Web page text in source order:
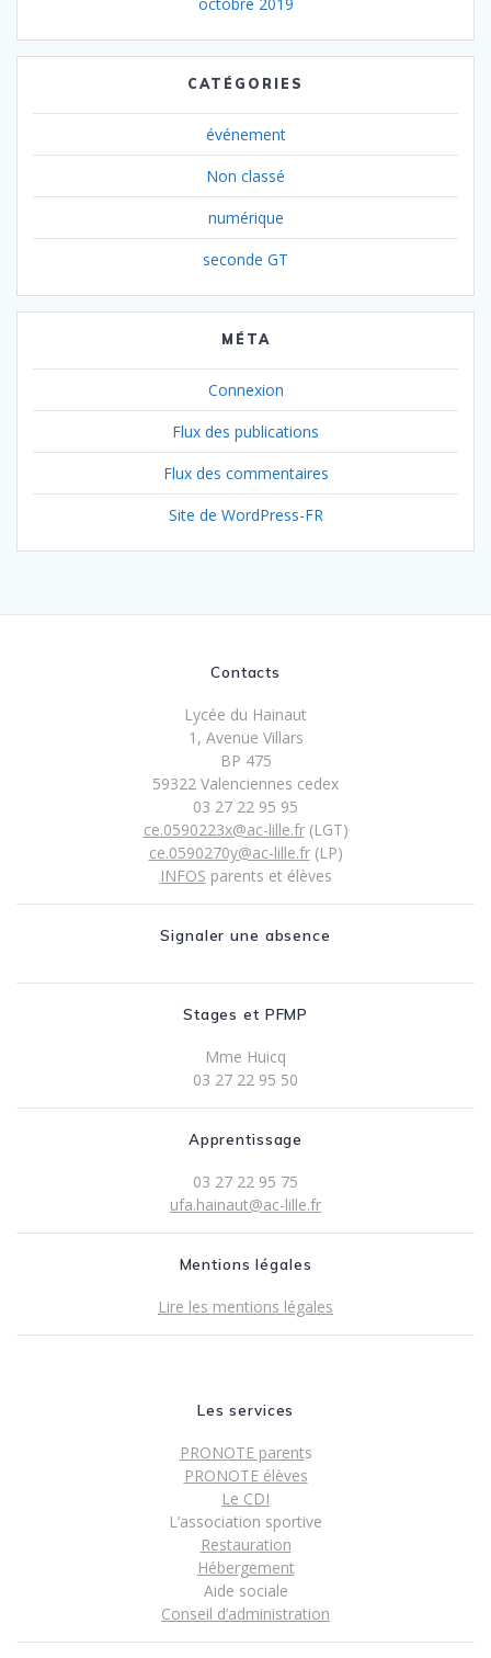
CATÉGORIES
événement
Non classé
numérique
seconde GT
MÉTA
Connexion
Flux des publications
Flux des commentaires
Site de WordPress-FR
Contacts
Lycée du Hainaut
1, Avenue Villars
BP 475
59322 Valenciennes cedex
03 27 22 95 95
ce.0590223x@ac-lille.fr(LGT)
ce.0590270y@ac-lille.fr(LP)
INFOS parents et élèves
Signaler une absence
Stages et PFMP
Mme Huicq
03 27 22 95 50
Apprentissage
03 27 22 95 75
ufa.hainaut@ac-lille.fr
Mentions légales
Lire les mentions légales
Les services
PRONOTE parents
PRONOTE élèves
Le CDI
L’association sportive
Restauration
Hébergement
Aide sociale
Conseil d’administration